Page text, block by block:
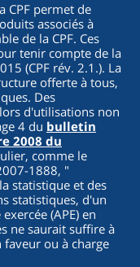
CPF permet de
associés à
de la CPF. Ces
tenir compte de la
(CPF rév. 2.1.). La
offerte à tous,
Des
d'utilisations non
4 du bulletin
2008 du
comme le
1888, "
statistique et des
statistiques, d'un
(APE) en
ne saurait suffire à
ou à charge